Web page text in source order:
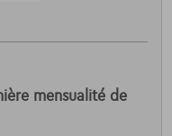
mensualité de